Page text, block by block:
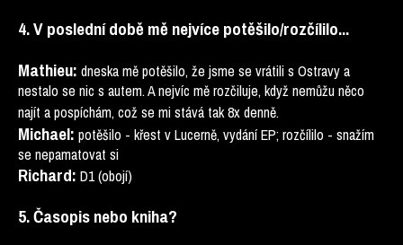
4. V poslední době mě nejvíce potěšilo/rozčílilo...
Mathieu: dneska mě potěšilo, že jsme se vrátili s Ostravy a
nestalo se nic s autem. A nejvíc mě rozčiluje, když nemůžu něco
najít a pospíchám, což se mi stává tak 8x denně.
Michael: potěšilo - křest v Lucerně, vydání EP; rozčílilo - snažím
se nepamatovat si
Richard: D1 (obojí)
5. Časopis nebo kniha?